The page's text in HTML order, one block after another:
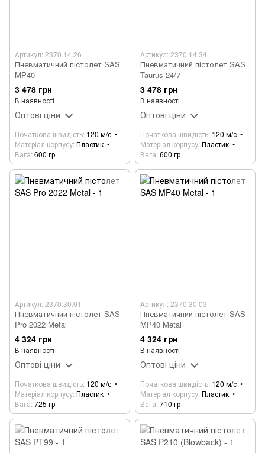
Артикул: 2370.14.26
Пневматичний пістолет SAS
MP40
3 478 грн
В наявності
Оптові ціни
Початкова швидість 120 м/с
Матеріал корпусу Пластик
Вага 600 гр
Артикул: 2370.14.34
Пневматичний пістолет SAS
Taurus 24/7
3 478 грн
В наявності
Оптові ціни
Початкова швидість 120 м/с
Матеріал корпусу Пластик
Вага 600 гр
Артикул: 2370.30.01
Пневматичний пістолет SAS
Pro 2022 Metal
4 324 грн
В наявності
Оптові ціни
Початкова швидість 120 м/с
Матеріал корпусу Пластик
Вага 725 гр
Артикул: 2370.30.03
Пневматичний пістолет SAS
MP40 Metal
4 324 грн
В наявності
Оптові ціни
Початкова швидість 120 м/с
Матеріал корпусу Пластик
Вага 710 гр